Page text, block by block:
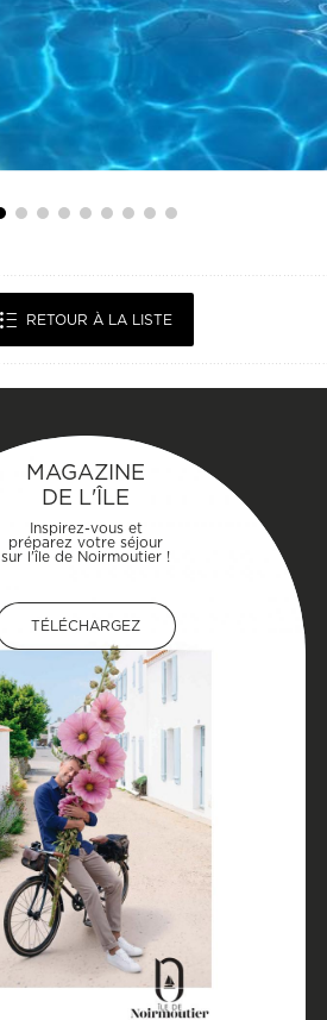
RETOUR À LA LISTE
MAGAZINE
DE L'ÎLE
Inspirez-vous et
préparez votre séjour
sur l'île de Noirmoutier !
TÉLÉCHARGEZ
TÉLÉCHARGEZ